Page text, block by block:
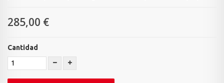
285,00 €
Cantidad